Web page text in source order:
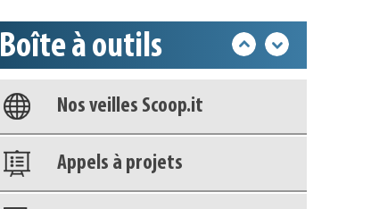
Boîte à outils
Base documentaire
Nos veilles Scoop.it
Appels à projets